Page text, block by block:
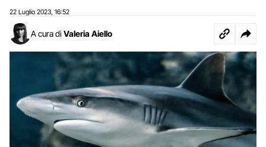
22 Luglio 2023 16:52
A cura di Valeria Aiello